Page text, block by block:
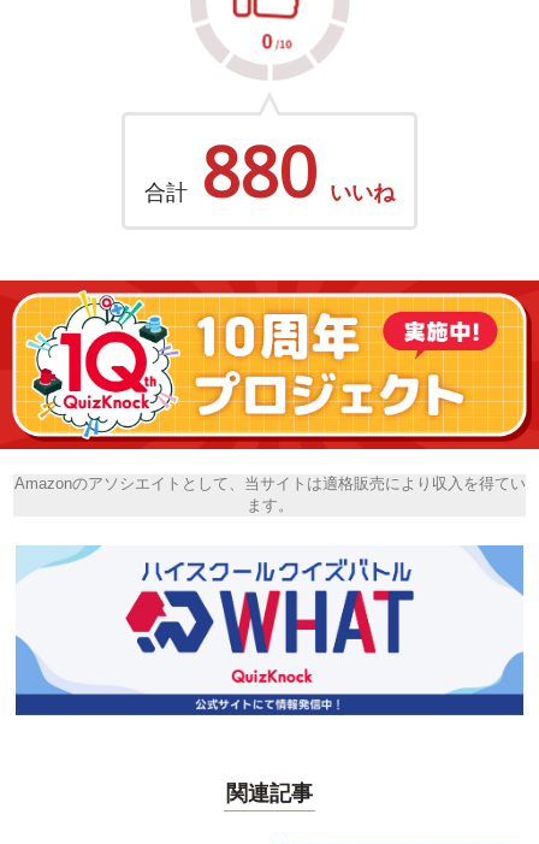
合計 880 いいね
Amazonのアソシエイトとして、当サイトは適格販売により収入を得てい
ます。
関連記事